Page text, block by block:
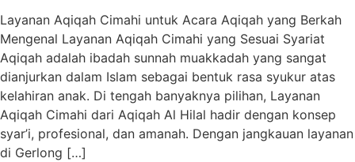
Layanan Aqiqah Cimahi untuk Acara Aqiqah yang Berkah
Mengenal Layanan Aqiqah Cimahi yang Sesuai Syariat
Aqiqah adalah ibadah sunnah muakkadah yang sangat
dianjurkan dalam Islam sebagai bentuk rasa syukur atas
kelahiran anak. Di tengah banyaknya pilihan, Layanan
Aqiqah Cimahi dari Aqiqah Al Hilal hadir dengan konsep
syar’i, profesional, dan amanah. Dengan jangkauan layanan
di Gerlong […]